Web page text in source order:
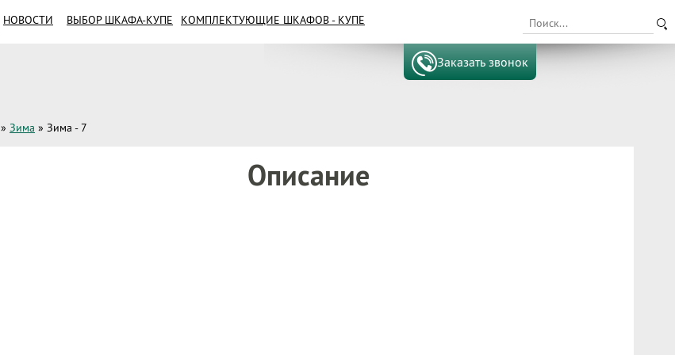
НОВОСТИ ВЫБОР ШКАФА-КУПЕ
КОМПЛЕКТУЮЩИЕ ШКАФОВ - КУПЕ
Заказать звонок
» Зима » Зима - 7
Описание